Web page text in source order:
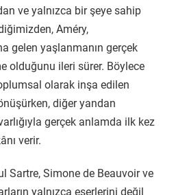
ve yalnızca bir şeye sahip
Améry,
gelen yaşlanmanın gerçek
olduğunu ileri sürer. Böylece
olarak inşa edilen
diğer yandan
gerçek anlamda ilk kez
verir.
Sartre, Simone de Beauvoir ve
yalnızca eserlerini değil